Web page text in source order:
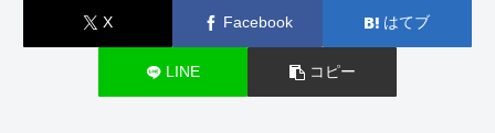
X Facebook はてブ
LINE コピー